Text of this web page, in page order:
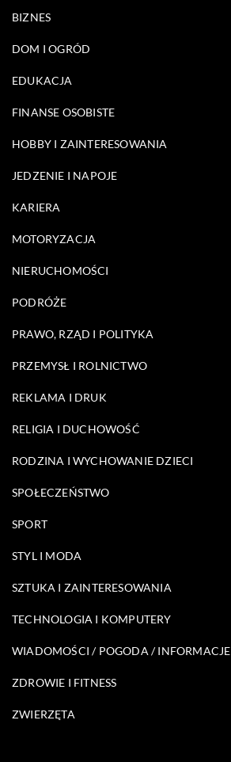
BIZNES
DOM I OGRÓD
EDUKACJA
FINANSE OSOBISTE
HOBBY I ZAINTERESOWANIA
JEDZENIE I NAPOJE
KARIERA
MOTORYZACJA
NIERUCHOMOŚCI
PODRÓŻE
PRAWO, RZĄD I POLITYKA
PRZEMYSŁ I ROLNICTWO
REKLAMA I DRUK
RELIGIA I DUCHOWOŚĆ
RODZINA I WYCHOWANIE DZIECI
SPOŁECZEŃSTWO
SPORT
STYL I MODA
SZTUKA I ZAINTERESOWANIA
TECHNOLOGIA I KOMPUTERY
WIADOMOŚCI / POGODA / INFORMACJE
ZDROWIE I FITNESS
ZWIERZĘTA